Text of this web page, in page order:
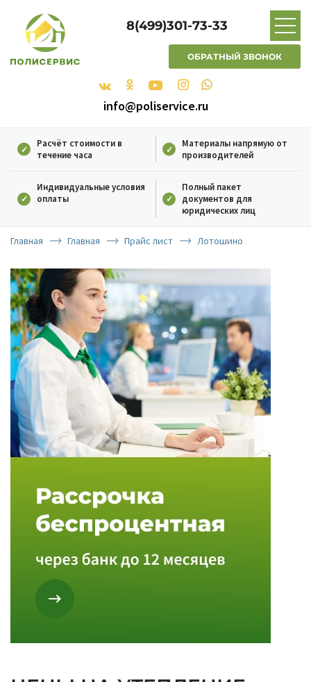
8(499)301-73-33
ОБРАТНЫЙ ЗВОНОК
info@poliservice.ru
Расчёт стоимости в
течение часа
Материалы напрямую от
производителей
Индивидуальные условия
оплаты
Полный пакет
документов для
юридических лиц
Главная Главная Прайс лист Лотошино